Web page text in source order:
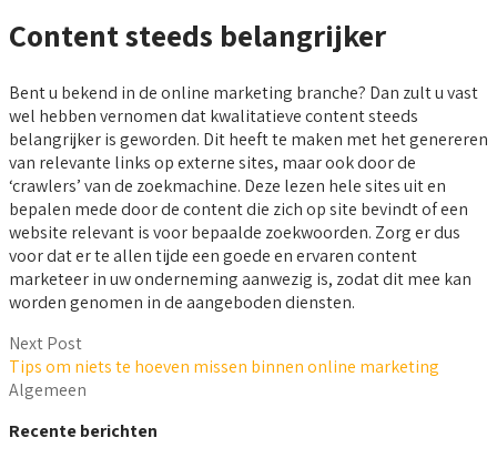
Content steeds belangrijker
Bent u bekend in de online marketing branche? Dan zult u vast
wel hebben vernomen dat kwalitatieve content steeds
belangrijker is geworden. Dit heeft te maken met het genereren
van relevante links op externe sites, maar ook door de
‘crawlers’ van de zoekmachine. Deze lezen hele sites uit en
bepalen mede door de content die zich op site bevindt of een
website relevant is voor bepaalde zoekwoorden. Zorg er dus
voor dat er te allen tijde een goede en ervaren content
marketeer in uw onderneming aanwezig is, zodat dit mee kan
worden genomen in de aangeboden diensten.
Next Post
Tips om niets te hoeven missen binnen online marketing
Algemeen
Recente berichten